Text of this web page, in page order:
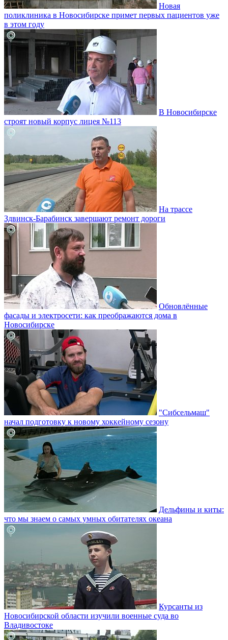
Новая
поликлиника в Новосибирске примет первых пациентов уже
в этом году
В Новосибирске
строят новый корпус лицея №113
На трассе
Здвинск-Барабинск завершают ремонт дороги
Обновлённые
фасады и электросети: как преображаются дома в
Новосибирске
"Сибсельмаш"
начал подготовку к новому хоккейному сезону
Дельфины и киты:
что мы знаем о самых умных обитателях океана
Курсанты из
Новосибирской области изучили военные суда во
Владивостоке